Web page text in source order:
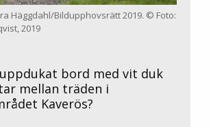
Häggdahl/Bildupphovsrätt 2019. © Foto:
2019
bord med vit duk
mellan träden i
Kaverös?